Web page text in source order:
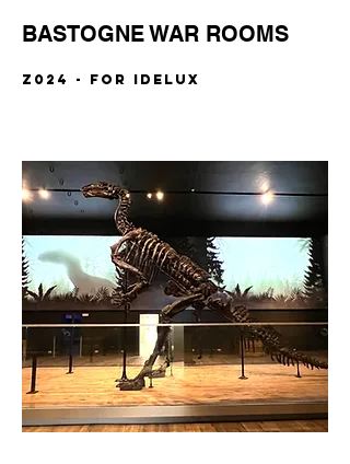
BOUILLON MEDIEVAL
EXPERIENCE
2024 - FOR IDELUX
BASTOGNE WAR ROOMS
Z024 - FOR IDELUX